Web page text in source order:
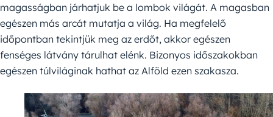
magasságban járhatjuk be a lombok világát. A magasban
egészen más arcát mutatja a világ. Ha megfelelő
időpontban tekintjük meg az erdőt, akkor egészen
fenséges látvány tárulhat elénk. Bizonyos időszakokban
egészen túlviláginak hathat az Alföld ezen szakasza.